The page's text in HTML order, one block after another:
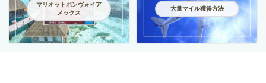
マリオットボンヴォイア
メックス
大量マイル獲得方法